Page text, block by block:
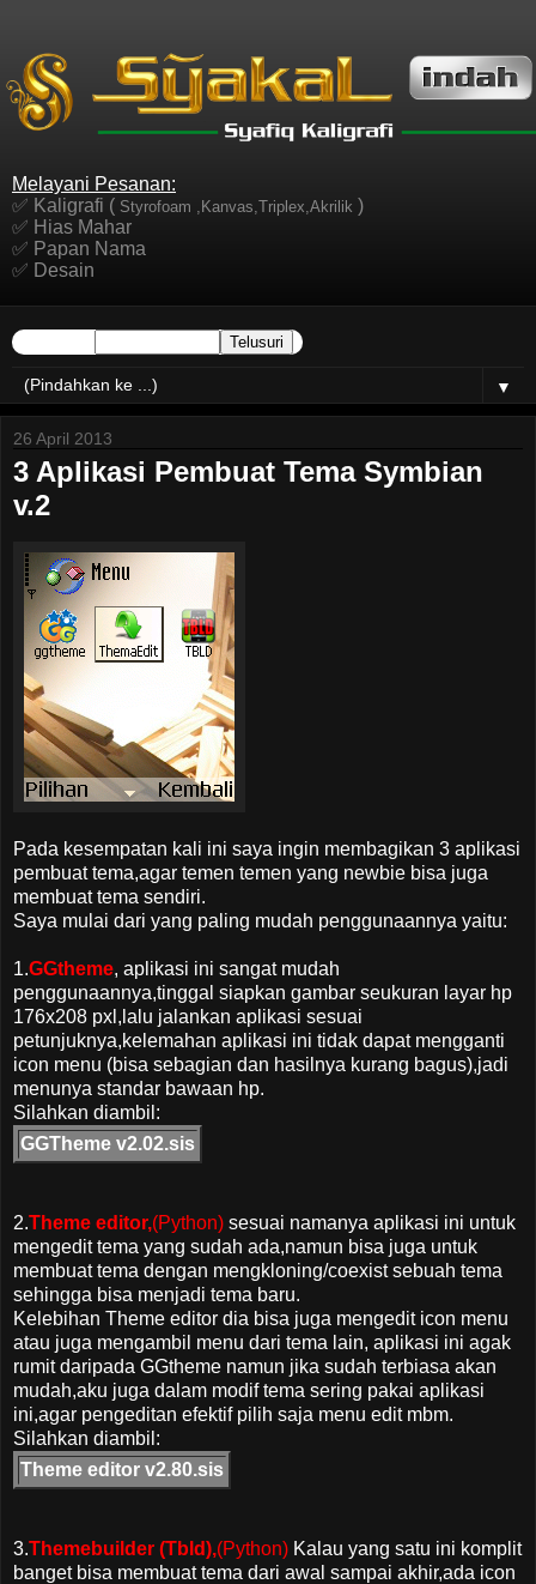
Melayani Pesanan:
✅ Kaligrafi ( Styrofoam ,Kanvas,Triplex,Akrilik )
✅ Hias Mahar
✅ Papan Nama
✅ Desain
▼
26 April 2013
3 Aplikasi Pembuat Tema Symbian
v.2
Pada kesempatan kali ini saya ingin membagikan 3 aplikasi
pembuat tema,agar temen temen yang newbie bisa juga
membuat tema sendiri.
Saya mulai dari yang paling mudah penggunaannya yaitu:
1.GGtheme, aplikasi ini sangat mudah
penggunaannya,tinggal siapkan gambar seukuran layar hp
176x208 pxl,lalu jalankan aplikasi sesuai
petunjuknya,kelemahan aplikasi ini tidak dapat mengganti
icon menu (bisa sebagian dan hasilnya kurang bagus),jadi
menunya standar bawaan hp.
Silahkan diambil:
GGTheme v2.02.sis
2.Theme editor,(Python) sesuai namanya aplikasi ini untuk
mengedit tema yang sudah ada,namun bisa juga untuk
membuat tema dengan mengkloning/coexist sebuah tema
sehingga bisa menjadi tema baru.
Kelebihan Theme editor dia bisa juga mengedit icon menu
atau juga mengambil menu dari tema lain, aplikasi ini agak
rumit daripada GGtheme namun jika sudah terbiasa akan
mudah,aku juga dalam modif tema sering pakai aplikasi
ini,agar pengeditan efektif pilih saja menu edit mbm.
Silahkan diambil:
Theme editor v2.80.sis
3.Themebuilder (Tbld),(Python) Kalau yang satu ini komplit
banget bisa membuat tema dari awal sampai akhir,ada icon